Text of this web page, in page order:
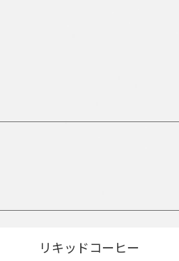
リキッドコーヒー